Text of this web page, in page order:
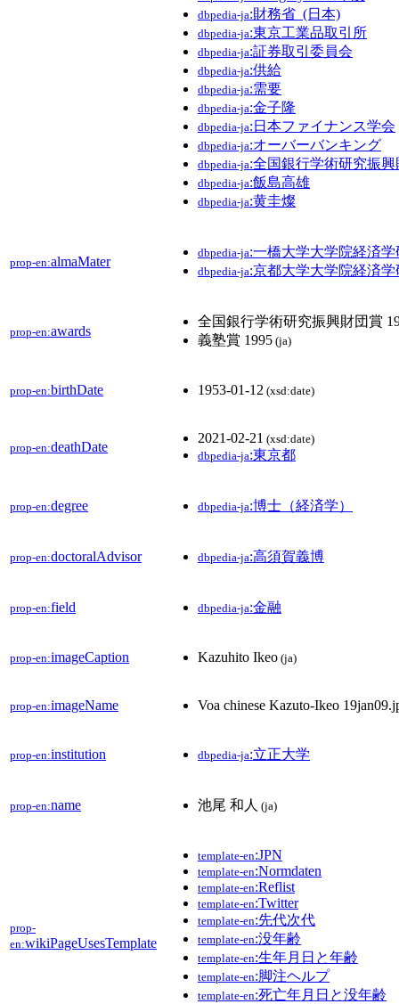
dbpedia-ja:財務省_(日本)
dbpedia-ja:東京工業品取引所
dbpedia-ja:証券取引委員会
dbpedia-ja:供給
dbpedia-ja:需要
dbpedia-ja:金子隆
dbpedia-ja:日本ファイナンス学会
dbpedia-ja:オーバーバンキング
dbpedia-ja:全国銀行学術研究振興
dbpedia-ja:飯島高雄
dbpedia-ja:黄圭燦
prop-en:almaMater
dbpedia-ja:一橋大学大学院経済
dbpedia-ja:京都大学大学院経済
prop-en:awards
全国銀行学術研究振興財団賞
義塾賞 1995 (ja)
prop-en:birthDate 1953-01-12 (xsd:date)
prop-en:deathDate
2021-02-21 (xsd:date)
dbpedia-ja:東京都
prop-en:degree dbpedia-ja:博士（経済学）
prop-en:doctoralAdvisor dbpedia-ja:高須賀義博
prop-en:field dbpedia-ja:金融
prop-en:imageCaption Kazuhito Ikeo (ja)
prop-en:imageName Voa chinese Kazuto-Ikeo
prop-en:institution dbpedia-ja:立正大学
prop-en:name 池尾 和人 (ja)
prop-
en:wikiPageUsesTemplate
template-en:JPN
template-en:Normdaten
template-en:Reflist
template-en:Twitter
template-en:先代次代
template-en:没年齢
template-en:生年月日と年齢
template-en:脚注ヘルプ
template-en:死亡年月日と没年齢